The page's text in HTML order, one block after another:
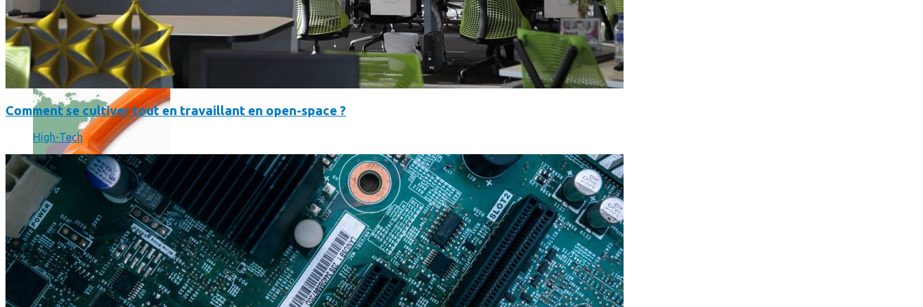
Où en sont les forfaits mobiles pour les pros ?
SmartPhone
Comment se cultiver tout en travaillant en open-space ?
High-Tech